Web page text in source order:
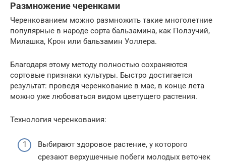
Размножение черенками
Черенкованием можно размножить такие многолетние
популярные в народе сорта бальзамина, как Ползучий,
Милашка, Крон или бальзамин Уоллера.
Благодаря этому методу полностью сохраняются
сортовые признаки культуры. Быстро достигается
результат: проведя черенкование в мае, в конце лета
можно уже любоваться видом цветущего растения.
Технология черенкования:
Выбирают здоровое растение, у которого
срезают верхушечные побеги молодых веточек